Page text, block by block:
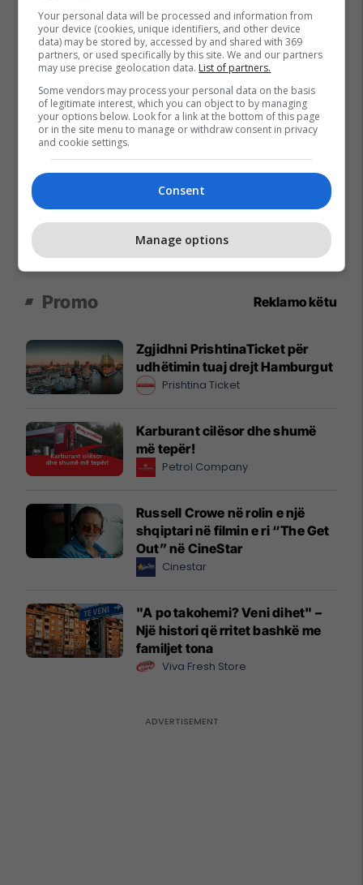
Promo Reklamo këtu
Zgjidhni PrishtinaTicket për
udhëtimin tuaj drejt Hamburgut
Prishtina Ticket
Karburant cilësor dhe shumë
më tepër!
Petrol Company
Russell Crowe në rolin e një
shqiptari në filmin e ri “The Get
Out” në CineStar
Cinestar
"A po takohemi? Veni dihet" –
Një histori që rritet bashkë me
familjet tona
Viva Fresh Store
Your personal data will be processed and information from
your device (cookies, unique identifiers, and other device
data) may be stored by, accessed by and shared with 369
partners, or used specifically by this site. We and our partners
may use precise geolocation data. List of partners.
Some vendors may process your personal data on the basis
of legitimate interest, which you can object to by managing
your options below. Look for a link at the bottom of this page
or in the site menu to manage or withdraw consent in privacy
and cookie settings.
Consent
Manage options